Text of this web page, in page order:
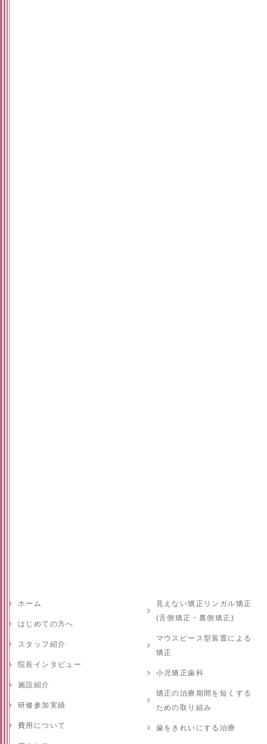
ホーム
はじめての方へ
スタッフ紹介
院長インタビュー
施設紹介
研修参加実績
費用について
見えない矯正リンガル矯正
(舌側矯正・裏側矯正)
マウスピース型装置による
矯正
小児矯正歯科
矯正の治療期間を短くする
ための取り組み
歯をきれいにする治療